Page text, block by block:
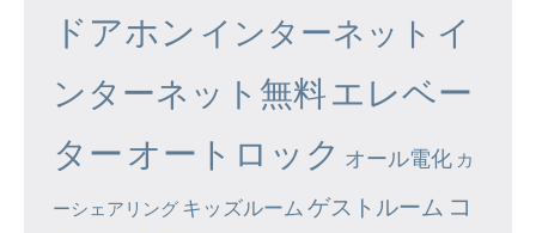
ドアホン インターネット イ
ンターネット無料エレベー
ター オートロック オール電化 カ
ーシェアリング キッズルーム ゲストルーム コ